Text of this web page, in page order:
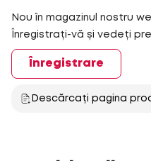
Nou în magazinul nostru
Înregistrați-vă și vedeți
Înregistrare
Descărcați pagina